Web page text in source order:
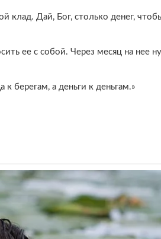
клад. Дай, Бог, столько денег,
ее с собой. Через месяц на нее
к берегам, а деньги к деньгам.»